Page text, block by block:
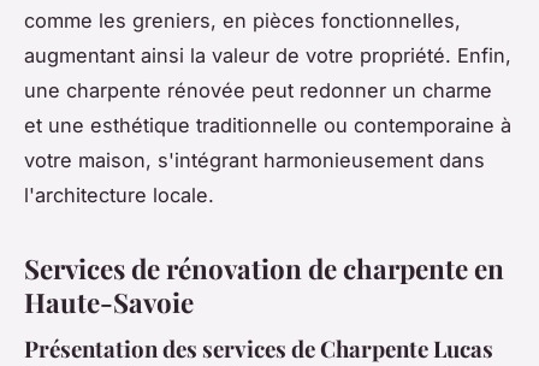
comme les greniers, en pièces fonctionnelles,
augmentant ainsi la valeur de votre propriété. Enfin,
une charpente rénovée peut redonner un charme
et une esthétique traditionnelle ou contemporaine à
votre maison, s'intégrant harmonieusement dans
l'architecture locale.
Services de rénovation de charpente en
Haute-Savoie
Présentation des services de Charpente Lucas